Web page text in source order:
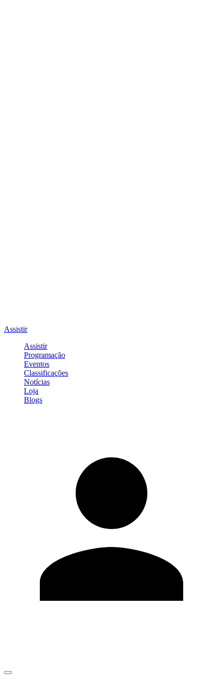
Assistir
Assistir
Programação
Eventos
Classificações
Notícias
Loja
Blogs